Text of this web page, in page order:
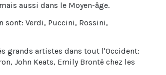
aussi dans le Moyen-âge.
Verdi, Puccini, Rossini,
grands artistes dans tout l'Occident:
John Keats, Emily Brontë chez les